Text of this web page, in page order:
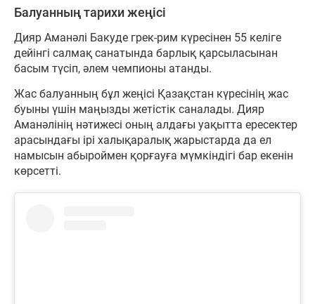
Балуанның тарихи жеңісі
Дияр Аманәлі Бакуде грек-рим күресінен 55 келіге
дейінгі салмақ санатында барлық қарсыласынан
басым түсіп, әлем чемпионы атанды.
Жас балуанның бұл жеңісі Қазақстан күресінің жас
буыны үшін маңызды жетістік саналады. Дияр
Аманәлінің нәтижесі оның алдағы уақытта ересектер
арасындағы ірі халықаралық жарыстарда да ел
намысын абыроймен қорғауға мүмкіндігі бар екенін
көрсетті.